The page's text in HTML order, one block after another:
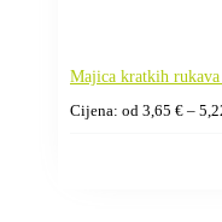
Majica kratkih rukava
Cijena: od 3,65 € –